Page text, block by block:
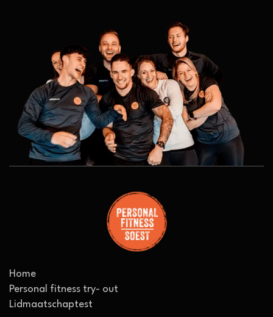
NEWS & ARTICLES
Home
Personal fitness try- out
Lidmaatschaptest